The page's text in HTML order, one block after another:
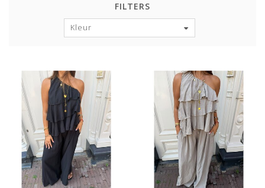
FILTERS
Kleur